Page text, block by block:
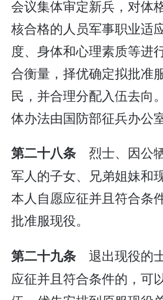
会议集体审定新兵，对体
核合格的人员军事职业适
度、身体和心理素质等进
合衡量，择优确定拟批准
民，并合理分配入伍去向
体办法由国防部征兵办公
第二十八条 烈士、因公
军人的子女、兄弟姐妹和
本人自愿应征并且符合条
批准服现役。
第二十九条 退出现役的
应征并且符合条件的，可